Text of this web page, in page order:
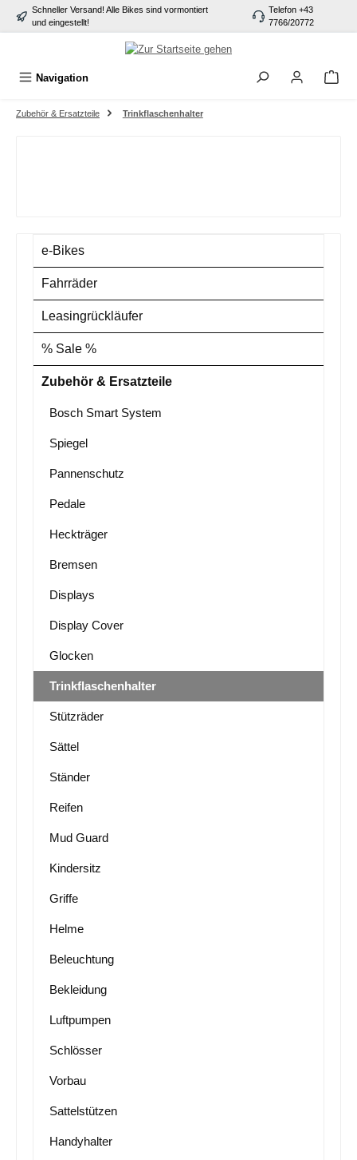
springen
Schneller Versand! Alle Bikes sind vormontiert
und eingestellt!
Telefon +43
7766/20772
Navigation
Zubehör & Ersatzteile Trinkflaschenhalter
e-Bikes
Fahrräder
Leasingrückläufer
% Sale %
Zubehör & Ersatzteile
Bosch Smart System
Spiegel
Pannenschutz
Pedale
Heckträger
Bremsen
Displays
Display Cover
Glocken
Trinkflaschenhalter
Stützräder
Sättel
Ständer
Reifen
Mud Guard
Kindersitz
Griffe
Helme
Beleuchtung
Bekleidung
Luftpumpen
Schlösser
Vorbau
Sattelstützen
Handyhalter